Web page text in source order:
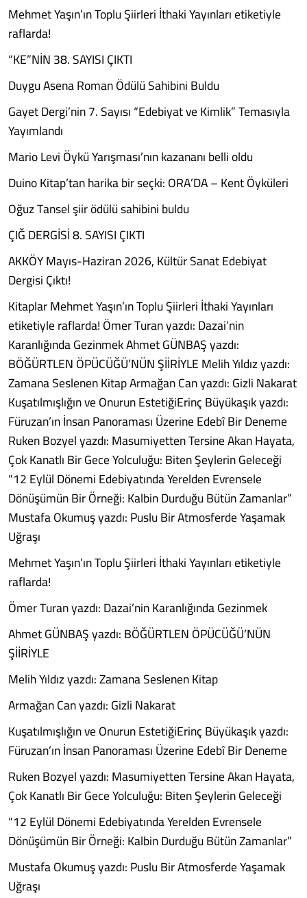
Mehmet Yaşın’ın Toplu Şiirleri İthaki Yayınları etiketiyle
raflarda!
“KE”NİN 38. SAYISI ÇIKTI
Duygu Asena Roman Ödülü Sahibini Buldu
Gayet Dergi’nin 7. Sayısı “Edebiyat ve Kimlik” Temasıyla
Yayımlandı
Mario Levi Öykü Yarışması’nın kazananı belli oldu
Duino Kitap’tan harika bir seçki: ORA’DA – Kent Öyküleri
Oğuz Tansel şiir ödülü sahibini buldu
ÇIĞ DERGİSİ 8. SAYISI ÇIKTI
AKKÖY Mayıs-Haziran 2026, Kültür Sanat Edebiyat
Dergisi Çıktı!
Kitaplar Mehmet Yaşın’ın Toplu Şiirleri İthaki Yayınları
etiketiyle raflarda! Ömer Turan yazdı: Dazai’nin
Karanlığında Gezinmek Ahmet GÜNBAŞ yazdı:
BÖĞÜRTLEN ÖPÜCÜĞÜ’NÜN ŞİİRİYLE Melih Yıldız yazdı:
Zamana Seslenen Kitap Armağan Can yazdı: Gizli Nakarat
Kuşatılmışlığın ve Onurun EstetiğiErinç Büyükaşık yazdı:
Füruzan’ın İnsan Panoraması Üzerine Edebî Bir Deneme
Ruken Bozyel yazdı: Masumiyetten Tersine Akan Hayata,
Çok Kanatlı Bir Gece Yolculuğu: Biten Şeylerin Geleceği
“12 Eylül Dönemi Edebiyatında Yerelden Evrensele
Dönüşümün Bir Örneği: Kalbin Durduğu Bütün Zamanlar”
Mustafa Okumuş yazdı: Puslu Bir Atmosferde Yaşamak
Uğraşı
Mehmet Yaşın’ın Toplu Şiirleri İthaki Yayınları etiketiyle
raflarda!
Ömer Turan yazdı: Dazai’nin Karanlığında Gezinmek
Ahmet GÜNBAŞ yazdı: BÖĞÜRTLEN ÖPÜCÜĞÜ’NÜN
ŞİİRİYLE
Melih Yıldız yazdı: Zamana Seslenen Kitap
Armağan Can yazdı: Gizli Nakarat
Kuşatılmışlığın ve Onurun EstetiğiErinç Büyükaşık yazdı:
Füruzan’ın İnsan Panoraması Üzerine Edebî Bir Deneme
Ruken Bozyel yazdı: Masumiyetten Tersine Akan Hayata,
Çok Kanatlı Bir Gece Yolculuğu: Biten Şeylerin Geleceği
“12 Eylül Dönemi Edebiyatında Yerelden Evrensele
Dönüşümün Bir Örneği: Kalbin Durduğu Bütün Zamanlar”
Mustafa Okumuş yazdı: Puslu Bir Atmosferde Yaşamak
Uğraşı